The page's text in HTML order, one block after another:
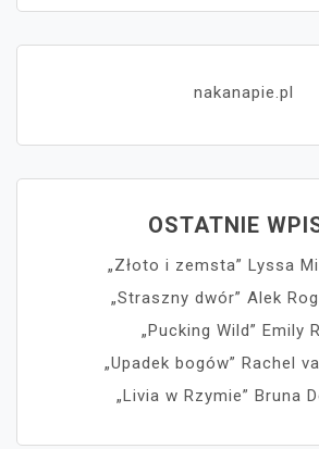
nakanapie.pl
OSTATNIE
„Złoto i zemsta” Lyssa
„Straszny dwór” Alek
„Pucking Wild” Emily
„Upadek bogów” Rachel
„Livia w Rzymie” Bruna